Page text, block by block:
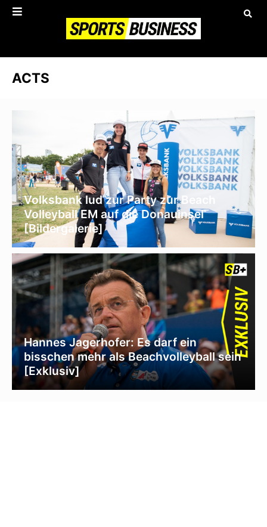
ACTS
Volksbank lud zur Party zur Beach
Volleyball EM auf die Donauinsel
[Bildergalerie]
Hannes Jagerhofer: Es darf ein
bisschen mehr als Beachvolleyball sein
[Exklusiv]